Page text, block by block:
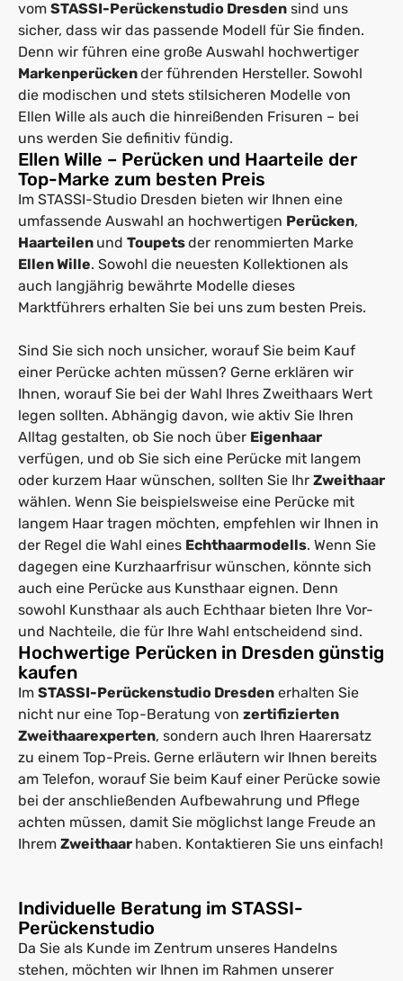
vom STASSI-Perückenstudio Dresden sind uns
sicher, dass wir das passende Modell für Sie finden.
Denn wir führen eine große Auswahl hochwertiger
Markenperückender führenden Hersteller. Sowohl
die modischen und stets stilsicheren Modelle von
Ellen Wille als auch die hinreißenden Frisuren – bei
uns werden Sie definitiv fündig.
Ellen Wille – Perücken und Haarteile der
Top-Marke zum besten Preis
Im STASSI-Studio Dresden bieten wir Ihnen eine
umfassende Auswahl an hochwertigen Perücken,
Haarteilen und Toupetsder renommierten Marke
Ellen Wille. Sowohl die neuesten Kollektionen als
auch langjährig bewährte Modelle dieses
Marktführers erhalten Sie bei uns zum besten Preis.
Sind Sie sich noch unsicher, worauf Sie beim Kauf
einer Perücke achten müssen? Gerne erklären wir
Ihnen, worauf Sie bei der Wahl Ihres Zweithaars Wert
legen sollten. Abhängig davon, wie aktiv Sie Ihren
Alltag gestalten, ob Sie noch über Eigenhaar
verfügen, und ob Sie sich eine Perücke mit langem
oder kurzem Haar wünschen, sollten Sie Ihr Zweithaar
wählen. Wenn Sie beispielsweise eine Perücke mit
langem Haar tragen möchten, empfehlen wir Ihnen in
der Regel die Wahl eines Echthaarmodells. Wenn Sie
dagegen eine Kurzhaarfrisur wünschen, könnte sich
auch eine Perücke aus Kunsthaar eignen. Denn
sowohl Kunsthaar als auch Echthaar bieten Ihre Vor-
und Nachteile, die für Ihre Wahl entscheidend sind.
Hochwertige Perücken in Dresden günstig
kaufen
Im STASSI-Perückenstudio Dresden erhalten Sie
nicht nur eine Top-Beratung von zertifizierten
Zweithaarexperten, sondern auch Ihren Haarersatz
zu einem Top-Preis. Gerne erläutern wir Ihnen bereits
am Telefon, worauf Sie beim Kauf einer Perücke sowie
bei der anschließenden Aufbewahrung und Pflege
achten müssen, damit Sie möglichst lange Freude an
Ihrem Zweithaar haben. Kontaktieren Sie uns einfach!
Individuelle Beratung im STASSI-
Perückenstudio
Da Sie als Kunde im Zentrum unseres Handelns
stehen, möchten wir Ihnen im Rahmen unserer